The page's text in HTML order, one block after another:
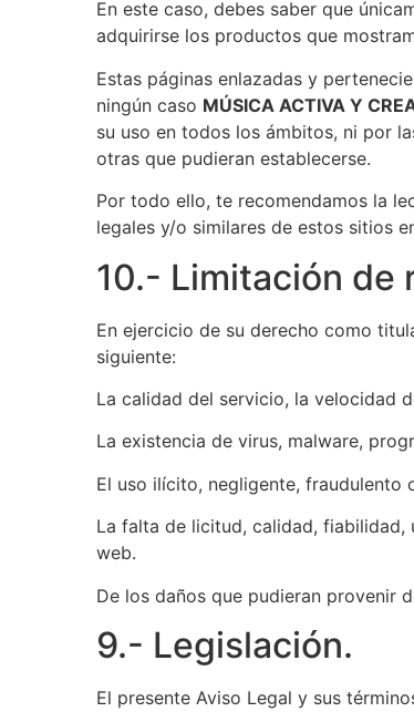
En este caso, debes saber que
adquirirse los productos que
Estas páginas enlazadas y
ningún caso MÚSICA ACTIVA Y
su uso en todos los ámbitos, ni por
otras que pudieran establecerse.
Por todo ello, te recomendamos la
legales y/o similares de estos sitios
10.- Limitación de
En ejercicio de su derecho como
siguiente:
La calidad del servicio, la velocidad
La existencia de virus, malware,
El uso ilícito, negligente, fraudulento
La falta de licitud, calidad,
web.
De los daños que pudieran provenir
9.- Legislación.
El presente Aviso Legal y sus